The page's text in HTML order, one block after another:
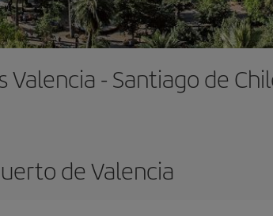
- Santiago de
de Valencia